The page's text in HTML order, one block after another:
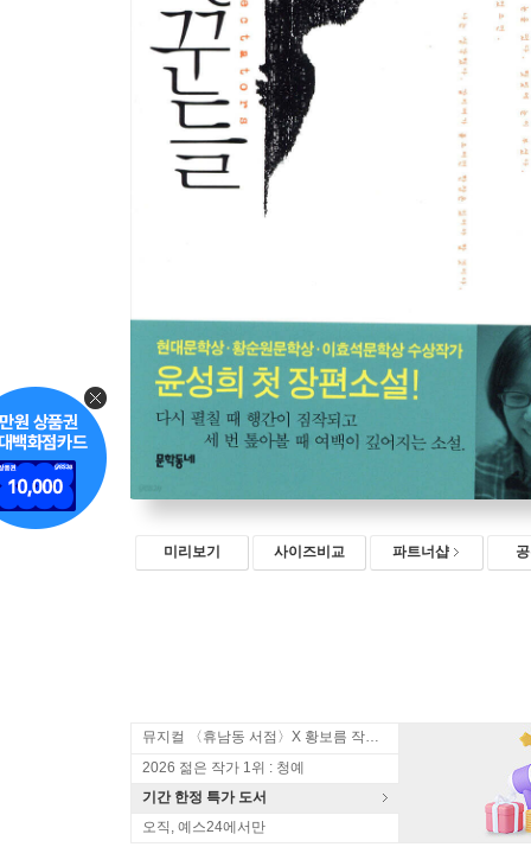
미리보기 사이즈비교 파트너샵
뮤지컬 〈휴남동 서점〉X 황보름 작가 북토크
2026 젊은 작가 1위 : 청예
기간 한정 특가 도서
오직, 예스24에서만